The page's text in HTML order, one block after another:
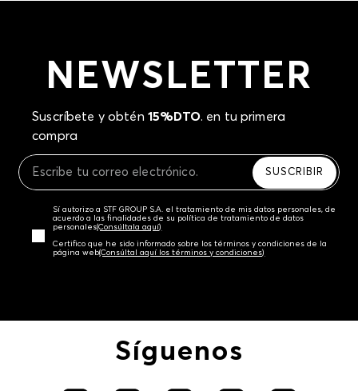
NEWSLETTER
Suscríbete y obtén 15%DTO. en tu primera
compra
SUSCRIBIR
Sí autorizo a STF GROUP S.A. el tratamiento de mis datos personales, de
acuerdo a las finalidades de su política de tratamiento de datos
personales‎(Consúltala aquí)
Certifico que he sido informado sobre los términos y condiciones de la
página web‎(Consúltal aquí los términos y condiciones)
Síguenos